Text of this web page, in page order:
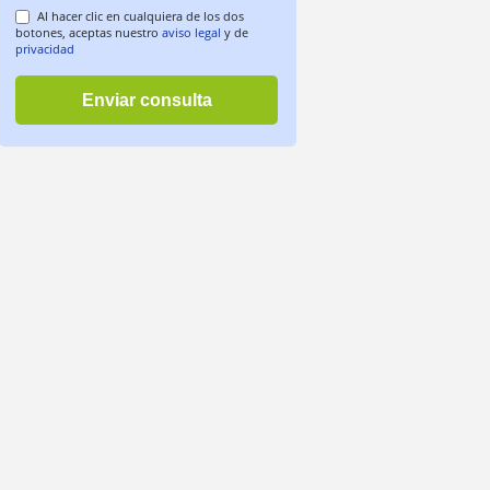
Al hacer clic en cualquiera de los dos
botones, aceptas nuestro aviso legal y de
privacidad